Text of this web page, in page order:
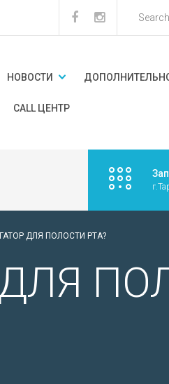
НОВОСТИ
CALL ЦЕНТР
ДЛЯ ПОЛОСТИ РТА?